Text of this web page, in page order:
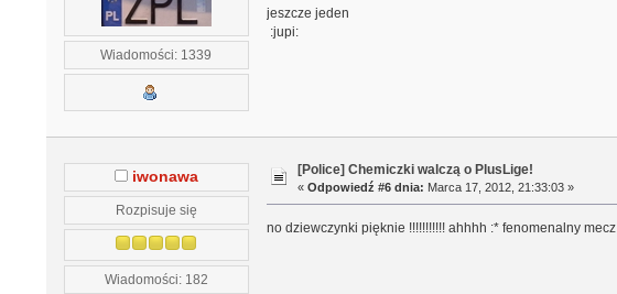
Wiadomości: 1339
jeszcze jeden
:jupi:
iwonawa
Rozpisuje się
Wiadomości: 182
[Police] Chemiczki walczą o PlusLige!
«Odpowiedź #6 dnia: Marca 17, 2012, 21:33:03 »
no dziewczynki pięknie !!!!!!!!!!! ahhhh :* fenomenalny mecz